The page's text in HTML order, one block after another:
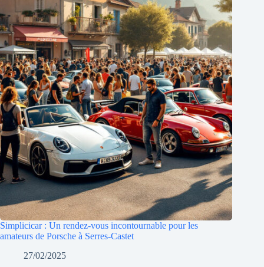
Simplicicar : Un rendez-vous incontournable pour les
amateurs de Porsche à Serres-Castet
27/02/2025